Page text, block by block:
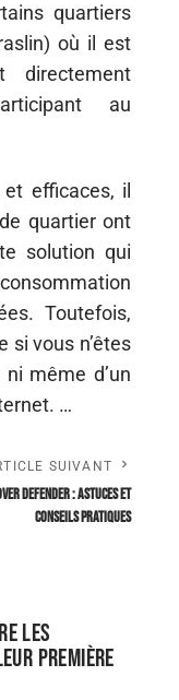
quartiers
où il est
directement
au
efficaces, il
quartier ont
solution qui
Toutefois,
si vous n’êtes
même d’un
…
SUIVANT
Defender : astuces et
conseils pratiques
les
première